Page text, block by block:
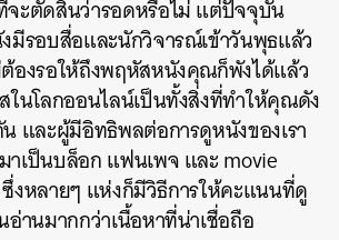
ะตัดสินว่ารอดหรือไม่ แต่ปัจจุบัน
มีรอบสื่อและนักวิจารณ์เข้าวันพุธแล้ว
องรอให้ถึงพฤหัสหนังคุณก็พังได้แล้ว
ในโลกออนไลน์เป็นทั้งสิ่งที่ทำให้คุณดัง
และผู้มีอิทธิพลต่อการดูหนังของเรา
เป็นบล็อก แฟนเพจ และ movie
งหลายๆ แห่งก็มีวิธีการให้คะแนนที่ดู
อ่านมากกว่าเนื้อหาที่น่าเชื่อถือ
TWEET LINE EMAIL